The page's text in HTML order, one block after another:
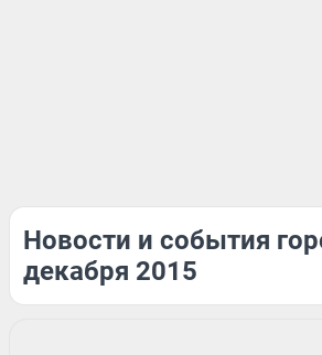
Новости и события
декабря 2015